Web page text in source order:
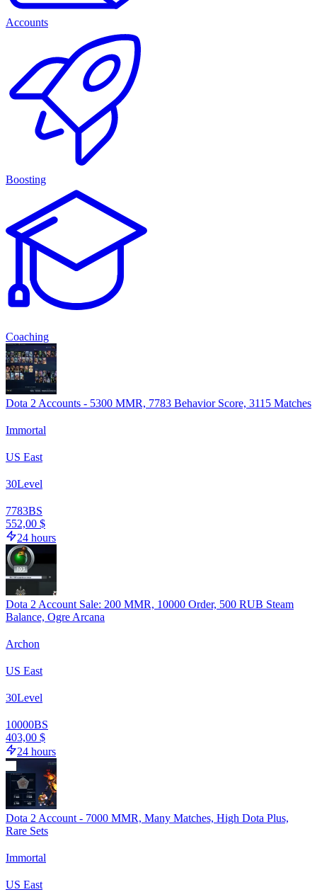
Accounts
Boosting
Coaching
Dota 2 Accounts - 5300 MMR, 7783 Behavior Score, 3115 Matches
Immortal
US East
30Level
7783BS
552,00 $
24 hours
Dota 2 Account Sale: 200 MMR, 10000 Order, 500 RUB Steam
Balance, Ogre Arcana
Archon
US East
30Level
10000BS
403,00 $
24 hours
Dota 2 Account - 7000 MMR, Many Matches, High Dota Plus,
Rare Sets
Immortal
US East